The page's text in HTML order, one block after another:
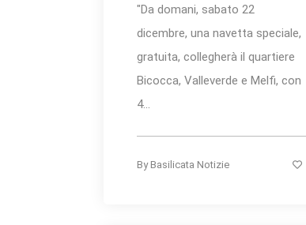
"Da domani, sabato 22
dicembre, una navetta speciale,
gratuita, collegherà il quartiere
Bicocca, Valleverde e Melfi, con
4...
By Basilicata Notizie